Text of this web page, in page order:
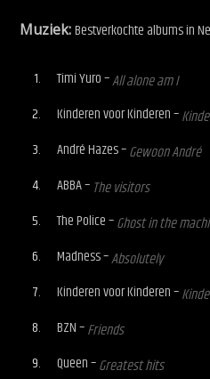
Muziek:Bestverkochte albums in
Timi Yuro –All alone am I
Kinderen voor Kinderen –
André Hazes –Gewoon André
ABBA – The visitors
The Police –Ghost in the
Madness –Absolutely
Kinderen voor Kinderen –
BZN –Friends
Queen –Greatest hits